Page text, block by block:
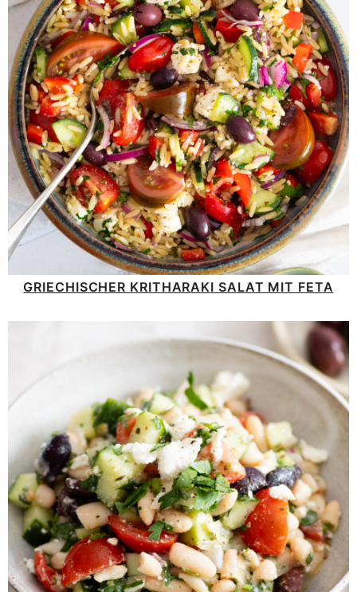
GRIECHISCHER KRITHARAKI SALAT MIT FETA